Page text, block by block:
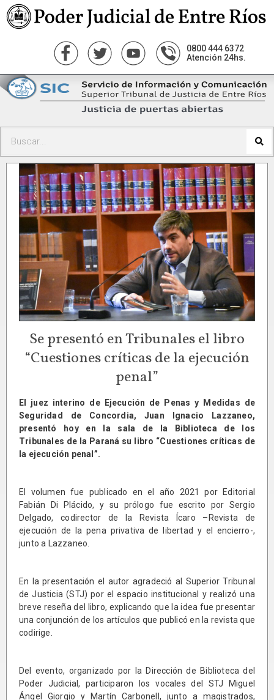
0800 444 6372
Atención 24hs.
Se presentó en Tribunales el libro
“Cuestiones críticas de la ejecución
penal”
El juez interino de Ejecución de Penas y Medidas de
Seguridad de Concordia, Juan Ignacio Lazzaneo,
presentó hoy en la sala de la Biblioteca de los
Tribunales de la Paraná su libro “Cuestiones críticas de
la ejecución penal”.
El volumen fue publicado en el año 2021 por Editorial
Fabián Di Plácido, y su prólogo fue escrito por Sergio
Delgado, codirector de la Revista Ícaro –Revista de
ejecución de la pena privativa de libertad y el encierro-,
junto a Lazzaneo.
En la presentación el autor agradeció al Superior Tribunal
de Justicia (STJ) por el espacio institucional y realizó una
breve reseña del libro, explicando que la idea fue presentar
una conjunción de los artículos que publicó en la revista que
codirige.
Del evento, organizado por la Dirección de Biblioteca del
Poder Judicial, participaron los vocales del STJ Miguel
Ángel Giorgio y Martín Carbonell, junto a magistrados,